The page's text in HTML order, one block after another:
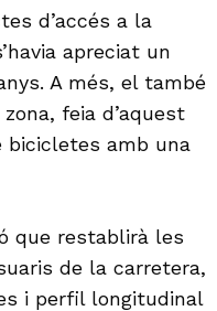
d’accés a la
apreciat un
A més, el també
feia d’aquest
bicicletes amb una
que restablirà les
de la carretera,
i perfil longitudinal